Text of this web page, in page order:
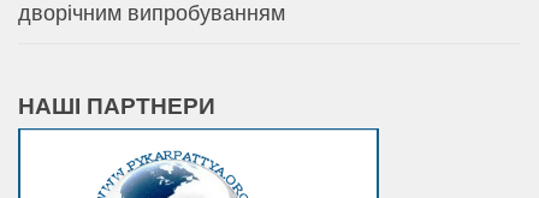
дворічним випробуванням
НАШІ ПАРТНЕРИ